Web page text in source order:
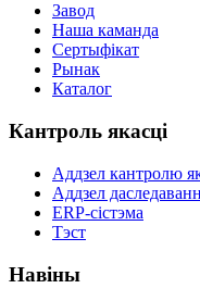
Завод
Наша каманда
Сертыфікат
Рынак
Каталог
Кантроль якасці
Аддзел кантролю
Аддзел
ERP-сістэма
Тэст
Навіны